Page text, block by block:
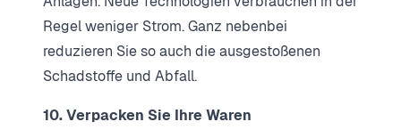
Regel weniger Strom. Ganz nebenbei
reduzieren Sie so auch die ausgestoßenen
Schadstoffe und Abfall.
10. Verpacken Sie Ihre Waren